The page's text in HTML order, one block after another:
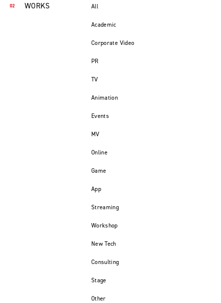
WORKS All
Academic
Corporate Video
PR
TV
Animation
Events
MV
Online
Game
App
Streaming
Workshop
New Tech
Consulting
Stage
Other